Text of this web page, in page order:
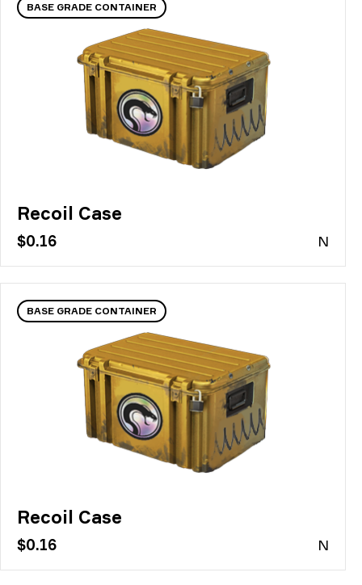
BASE GRADE CONTAINER
Recoil Case
$0.16 N
BASE GRADE CONTAINER
Recoil Case
$0.16 N